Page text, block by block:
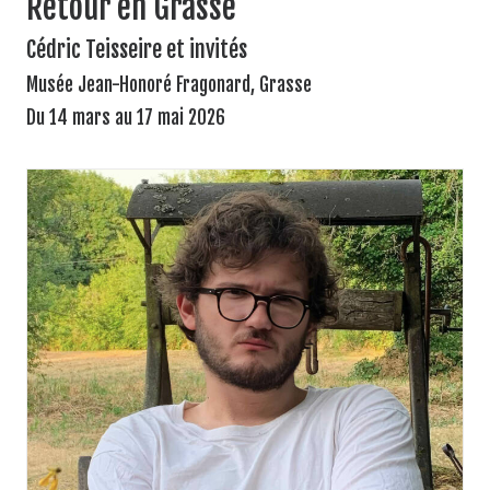
Retour en Grasse
Cédric Teisseire et invités
Musée Jean-Honoré Fragonard, Grasse
Du 14 mars au 17 mai 2026